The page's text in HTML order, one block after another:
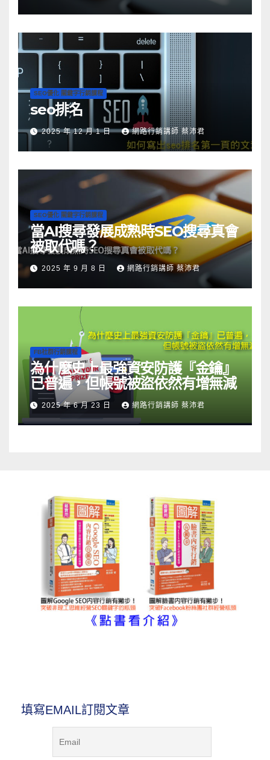
SEO優化 關鍵字行銷課程
seo排名
2025 年 12 月 1 日 網路行銷講師 蔡沛君
SEO優化 關鍵字行銷課程
當AI搜尋發展成熟時SEO搜尋真會
被取代嗎？
2025 年 9 月 8 日 網路行銷講師 蔡沛君
FB社群行銷課程
為什麼史上最強資安防護『金鑰』
已普遍，但帳號被盜依然有增無減
2025 年 6 月 23 日 網路行銷講師 蔡沛君
填寫EMAIL訂閱文章